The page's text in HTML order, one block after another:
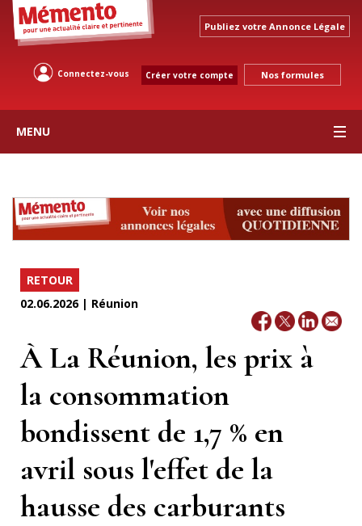
Publiez votre Annonce Légale
Connectez-vous Créer votre compte Nos formules
MENU
RETOUR
02.06.2026 | Réunion
À La Réunion, les prix à
la consommation
bondissent de 1,7 % en
avril sous l'effet de la
hausse des carburants